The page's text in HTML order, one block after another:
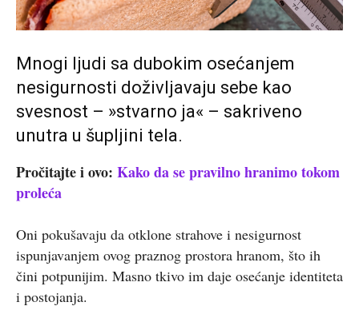
Mnogi ljudi sa dubokim osećanjem
nesigurnosti doživljavaju sebe kao
svesnost – »stvarno ja« – sakriveno
unutra u šupljini tela.
Pročitajte i ovo: Kako da se pravilno hranimo tokom
proleća
Oni pokušavaju da otklone strahove i nesigurnost
ispunjavanjem ovog praznog prostora hranom, što ih
čini potpunijim. Masno tkivo im daje osećanje identiteta
i postojanja.